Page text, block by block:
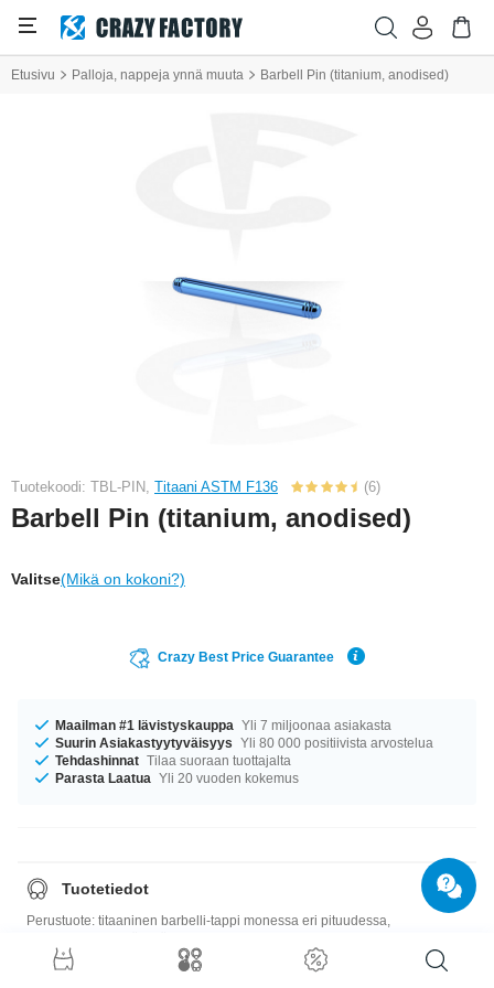
Etusivu Palloja, nappeja ynnä muuta Barbell Pin (titanium, anodised)
Tuotekoodi: TBL-PIN, Titaani ASTM F136 (6)
Barbell Pin (titanium, anodised)
Valitse(Mikä on kokoni?)
Crazy Best Price Guarantee
Maailman #1 lävistyskauppa Yli 7 miljoonaa asiakasta
Suurin Asiakastyytyväisyys Yli 80 000 positiivista arvostelua
Tehdashinnat Tilaa suoraan tuottajalta
Parasta Laatua Yli 20 vuoden kokemus
Tuotetiedot
Perustuote: titaaninen barbelli-tappi monessa eri pituudessa,